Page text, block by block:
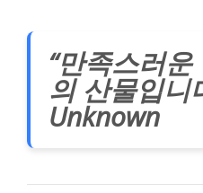
“만족스러
의 산물입니
Unknown